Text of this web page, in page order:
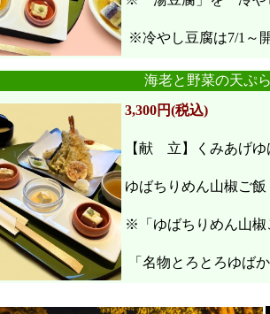
※冷やし豆腐は7/1～
海老と野菜の天ぷ
3,300円(税込)
【献 立】くみあげ
ゆばちりめん山椒ご
※「ゆばちりめん山椒
「名物とろとろゆば